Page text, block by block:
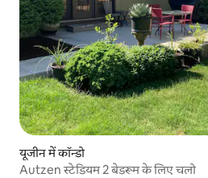
यूजीन में कॉन्डो
Autzen स्टेडियम 2 बेडरूम के लिए चलो